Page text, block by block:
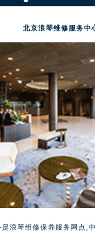
北京浪琴维修服务中
浪琴维修保养服务网点,